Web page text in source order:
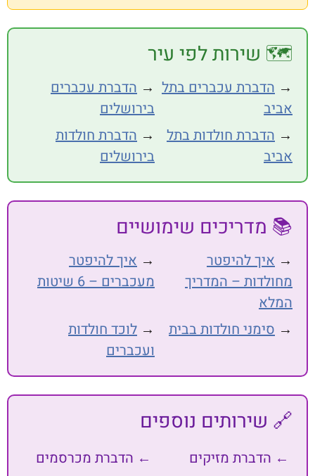
לפי עיר
עכברים בתל →הדברת עכברים
בירושלים
חולדות בתל →הדברת חולדות
בירושלים
שימושיים
להיפטר
– המדריך
איך להיפטר
מעכברים – 6 שיטות
חולדות בבית →לוכד חולדות
ועכברים
נוספים
מזיקים
← הדברת מכרסמים